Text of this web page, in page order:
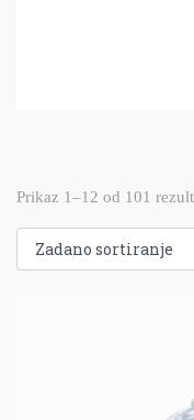
Prikaz 1–12 od 101